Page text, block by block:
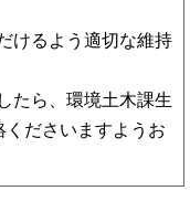
けるよう適切な維持
たら、環境土木課生
くださいますようお